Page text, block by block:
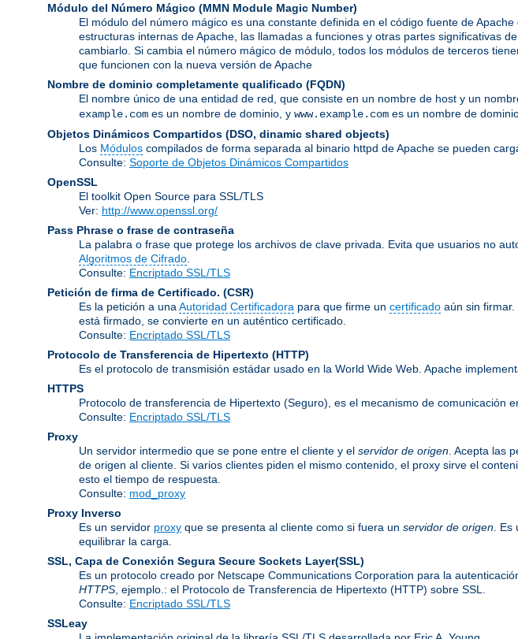
Módulo del Número Mágico (MMN Module Magic Number)
El módulo del número mágico es una constante definida en el código fuente de
estructuras internas de Apache, las llamadas a funciones y otras partes significativas
cambiarlo. Si cambia el número mágico de módulo, todos los módulos de terceros
que funcionen con la nueva versión de Apache
Nombre de dominio completamente qualificado (FQDN)
El nombre único de una entidad de red, que consiste en un nombre de host y un
example.com es un nombre de dominio, y www.example.com es un nombre de
Objetos Dinámicos Compartidos (DSO, dinamic shared objects)
Los Módulos compilados de forma separada al binario httpd de Apache se pueden
Consulte: Soporte de Objetos Dinámicos Compartidos
OpenSSL
El toolkit Open Source para SSL/TLS
Ver: http://www.openssl.org/
Pass Phrase o frase de contraseña
La palabra o frase que protege los archivos de clave privada. Evita que usuarios no
Algoritmos de Cifrado
Consulte: Encriptado SSL/TLS
Petición de firma de Certificado. (CSR)
Es la petición a una Autoridad Certificadora para que firme un certificado aún sin
está firmado, se convierte en un auténtico certificado.
Consulte: Encriptado SSL/TLS
Protocolo de Transferencia de Hipertexto (HTTP)
Es el protocolo de transmisión estádar usado en la World Wide Web. Apache
HTTPS
Protocolo de transferencia de Hipertexto (Seguro), es el mecanismo de comunicación
Consulte: Encriptado SSL/TLS
Proxy
Un servidor intermedio que se pone entre el cliente y el servidor de origen . Acepta las
de origen al cliente. Si varios clientes piden el mismo contenido, el proxy sirve el
esto el tiempo de respuesta.
Consulte: mod_proxy
Proxy Inverso
Es un servidor proxy que se presenta al cliente como si fuera un servidor de origen .
equilibrar la carga.
SSL, Capa de Conexión Segura Secure Sockets Layer(SSL)
Es un protocolo creado por Netscape Communications Corporation para la
HTTPS , ejemplo.: el Protocolo de Transferencia de Hipertexto (HTTP) sobre SSL.
Consulte: Encriptado SSL/TLS
SSLeay